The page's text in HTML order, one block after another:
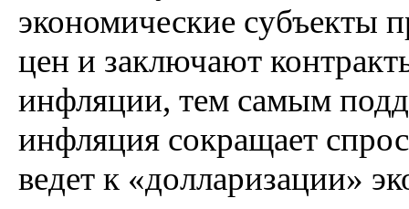
экономические субъекты
цен и заключают
инфляции, тем самым
инфляция сокращает
ведет к «долларизации»